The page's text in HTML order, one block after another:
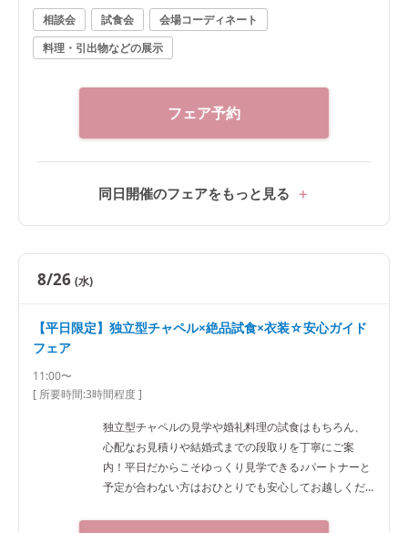
さい。
相談会 試食会
会場コーディネート
料理・引出物などの展示
フェア予約
同日開催のフェアをもっと見る
8/26 (水)
【平日限定】独立型チャペル×絶品試食×衣装☆安心ガイド
フェア
11:00〜
[ 所要時間:3時間程度]
独立型チャペルの見学や婚礼料理の試食はもちろん、
心配なお見積りや結婚式までの段取りを丁寧にご案
内！平日だからこそゆっくり見学できる♪パートナーと
予定が合わない方はおひとりでも安心してお越しくだ